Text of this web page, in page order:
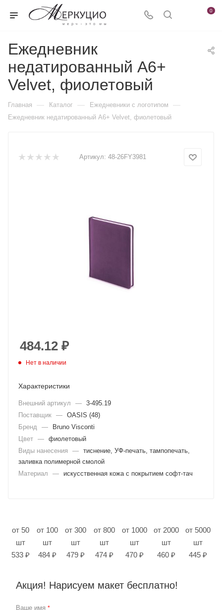
0
Ежедневник
недатированный А6+
Velvet, фиолетовый
Главная — Каталог — Ежедневники c логотипом —
Ежедневник недатированный А6+ Velvet, фиолетовый
Артикул: 48-26FY3981
484.12 ₽
Нет в наличии
Характеристики
Внешний артикул — 3-495.19
Поставщик — OASIS (48)
Бренд
—
Bruno Visconti
Цвет — фиолетовый
Виды нанесения
— тиснение, УФ-печать, тампопечать,
заливка полимерной смолой
Материал
— искусственная кожа с покрытием софт-тач
от 50
шт
533 ₽
от 100
шт
484 ₽
от 300
шт
479 ₽
от 800
шт
474 ₽
от 1000
шт
470 ₽
от 2000
шт
460 ₽
от 5000
шт
445 ₽
Акция! Нарисуем макет бесплатно!
Ваше имя *